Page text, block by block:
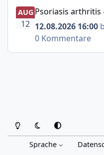
Psoriasis arthritis –
AUG
12
Psoriasis arthritis
12.08.2026 16:00
0 Kommentare
Heller ModusDunkler Modus
Systemeinstellung
Sprache